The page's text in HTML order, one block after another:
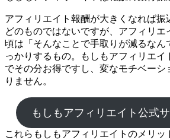
アフィリエイト報酬が大きくなれば振
どのものではないですが、アフィリ
頃は「そんなことで手取りが減るなん
っかりするもの。もしもアフィリエ
でその分お得ですし、変なモチベーシ
りません。
もしもアフィリエイト公式
これらもしもアフィリエイトのメリ